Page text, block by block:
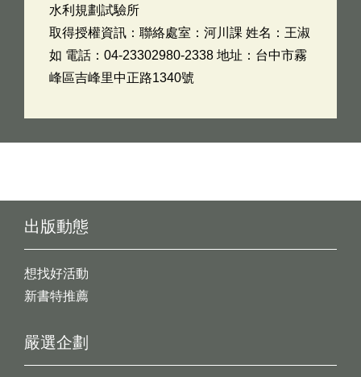
水利規劃試驗所
取得授權資訊：聯絡處室：河川課 姓名：王淑
如 電話：04-23302980-2338 地址：台中市霧
峰區吉峰里中正路1340號
出版動態
想找好活動
新書特推薦
嚴選企劃